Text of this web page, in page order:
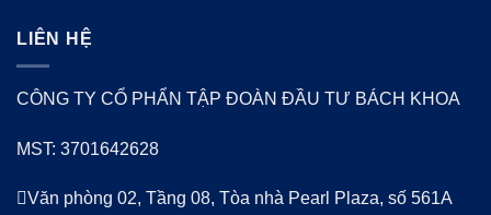
LIÊN HỆ
CÔNG TY CỔ PHẨN TẬP ĐOÀN ĐẦU TƯ BÁCH KHOA
MST: 3701642628
Văn phòng 02, Tầng 08, Tòa nhà Pearl Plaza, số 561A